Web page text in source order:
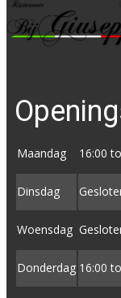
Maandag 16:00
Dinsdag
Woensdag
Donderdag 16:00